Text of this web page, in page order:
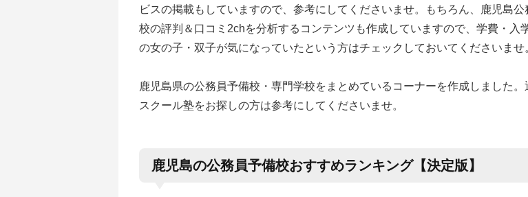
ビスの掲載もしていますので、参考にしてくださいませ。もちろん、鹿児島公
校の評判＆口コミ2chを分析するコンテンツも作成していますので、学費・入
の女の子・双子が気になっていたという方はチェックしておいてくださいませ
鹿児島県の公務員予備校・専門学校をまとめているコーナーを作成しました。
スクール塾をお探しの方は参考にしてくださいませ。
鹿児島の公務員予備校おすすめランキング【決定版】